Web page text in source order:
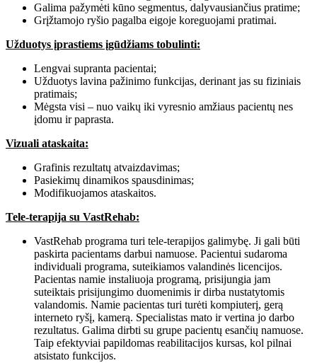
Galima pažymėti kūno segmentus, dalyvausiančius pratime;
Grįžtamojo ryšio pagalba eigoje koreguojami pratimai.
Užduotys įprastiems įgūdžiams tobulinti:
Lengvai supranta pacientai;
Užduotys lavina pažinimo funkcijas, derinant jas su fiziniais
pratimais;
Mėgsta visi – nuo vaikų iki vyresnio amžiaus pacientų nes
įdomu ir paprasta.
Vizuali ataskaita:
Grafinis rezultatų atvaizdavimas;
Pasiekimų dinamikos spausdinimas;
Modifikuojamos ataskaitos.
Tele-terapija su VastRehab:
VastRehab programa turi tele-terapijos galimybę. Ji gali būti
paskirta pacientams darbui namuose. Pacientui sudaroma
individuali programa, suteikiamos valandinės licencijos.
Pacientas namie instaliuoja programą, prisijungia jam
suteiktais prisijungimo duomenimis ir dirba nustatytomis
valandomis. Namie pacientas turi turėti kompiuterį, gerą
interneto ryšį, kamerą. Specialistas mato ir vertina jo darbo
rezultatus. Galima dirbti su grupe pacientų esančių namuose.
Taip efektyviai papildomas reabilitacijos kursas, kol pilnai
atsistato funkcijos.